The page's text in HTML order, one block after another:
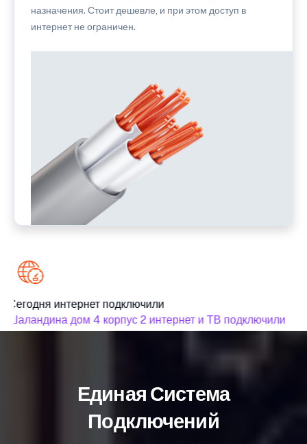
назначения. Стоит дешевле, и при этом доступ в
интернет не ограничен.
Сегодня интернет подключили
Шаландина дом 4 корпус 2 интернет и ТВ подключили
Единая Система
Подключений